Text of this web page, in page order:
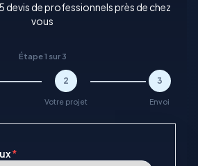
devis de professionnels près de chez
vous
Étape 1 sur 3
2
Votre projet
3
Envoi
*